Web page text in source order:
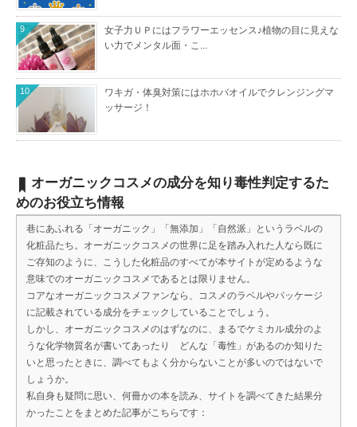
女子力ＵＰにはフラワーエッセンス♪植物の目に見えな
い力でメンタル面・こ...
9
ワキガ・体臭対策にはホホバオイルでクレンジングマ
ッサージ！
10
オーガニックコスメの成分を知り毒性判定するた
めのお役立ち情報
巷にあふれる「オーガニック」「無添加」「自然派」というラベルの
化粧品たち。オーガニックコスメの世界に足を踏み入れた人なら既に
ご存知のように、こうした化粧品のすべてが本サイトが定めるような
意味でのオーガニックコスメであるとは限りません。
コアなオーガニックコスメファンなら、コスメのラベルやパッケージ
に記載されている成分をチェックしていることでしょう。
しかし、オーガニックコスメのはずなのに、まるでケミカル成分のよ
うな化学物質名が書いてあったり どんな「毒性」があるのか知りた
いと思ったときに、調べてもよく分からないことが多いのではないで
しょうか。
私自身も疑問に思い、何冊かの本を読み、サイトを調べてきた結果分
かったことをまとめた記事がこちらです：